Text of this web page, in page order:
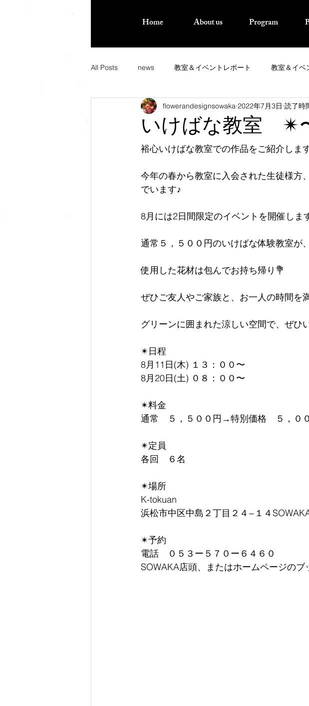
Home About us Program
All Posts news 教室＆イベントレポート 教室＆イベ
いけばな教室 ✴︎
flowerandesignsowaka 2022年7月3日 読了時
裕心いけばな教室での作品をご紹介しま
今年の春から教室に入会された生徒様方
でいます♪
8月には2日間限定のイベントを開催しま
通常５，５００円のいけばな体験教室が
使用した花材は包んでお持ち帰り💐
ぜひご友人やご家族と、お一人の時間を
グリーンに囲まれた涼しい空間で、ぜひ
✴︎日程
8月11日(木) １３：００〜
8月20日(土) ０８：００〜
✴︎料金
通常　５，５００円→特別価格　５，０
✴︎定員
各回　６名
✴︎場所
K-tokuan
浜松市中区中島２丁目２４−１４
✴︎予約
電話　０５３ー５７０ー６４６０
SOWAKA店頭、またはホームページのブ